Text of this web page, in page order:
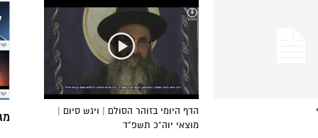
הדף היומי בזוהר הסולם | ויגש סיום |
מוצאי יוה”כ תשפ”ד